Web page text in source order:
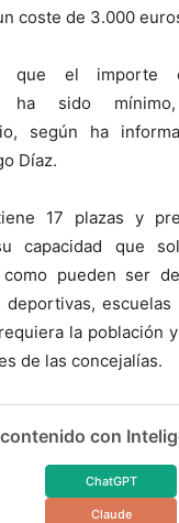
coste de 3.000
que el importe
ha sido
según ha
Díaz.
17 plazas y
capacidad que
como pueden ser
deportivas,
la población
de las concejalías.
con
ChatGPT
Claude